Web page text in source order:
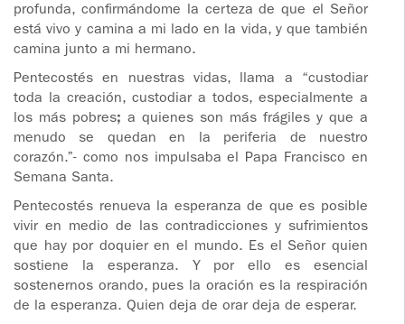
profunda, confirmándome la certeza de que
el Señor
está vivo y camina a mi lado en la vida, y que también
camina junto a mi hermano.
Pentecostés en nuestras vidas, llama a “custodiar
toda la creación, custodiar a todos, especialmente a
los más pobres; a quienes son más frágiles y que a
menudo se quedan en la periferia de nuestro
corazón.”- como nos impulsaba el Papa Francisco en
Semana Santa.
Pentecostés renueva la esperanza de que es posible
vivir en medio de las contradicciones y sufrimientos
que hay por doquier en el mundo. Es el Señor quien
sostiene la esperanza. Y por ello es esencial
sostenernos orando, pues la oración es la respiración
de la esperanza. Quien deja de orar deja de esperar.